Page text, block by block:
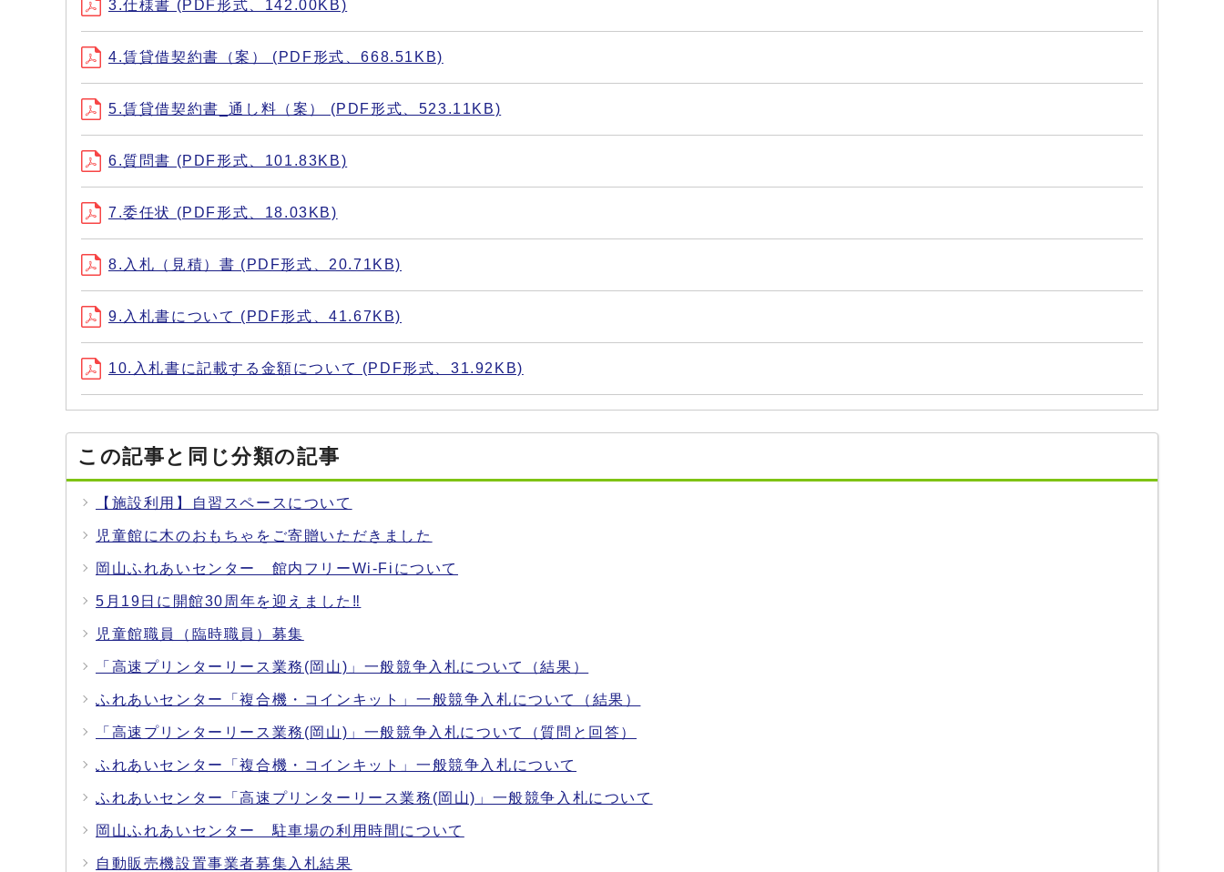
3.仕様書 (PDF形式、142.00KB)
4.賃貸借契約書（案） (PDF形式、668.51KB)
5.賃貸借契約書_通し料（案） (PDF形式、523.11KB)
6.質問書 (PDF形式、101.83KB)
7.委任状 (PDF形式、18.03KB)
8.入札（見積）書 (PDF形式、20.71KB)
9.入札書について (PDF形式、41.67KB)
10.入札書に記載する金額について (PDF形式、31.92KB)
この記事と同じ分類の記事
【施設利用】自習スペースについて
児童館に木のおもちゃをご寄贈いただきました
岡山ふれあいセンター 館内フリーWi-Fiについて
5月19日に開館30周年を迎えました‼
児童館職員（臨時職員）募集
「高速プリンターリース業務(岡山)」一般競争入札について（結果）
ふれあいセンター「複合機・コインキット」一般競争入札について（結果）
「高速プリンターリース業務(岡山)」一般競争入札について（質問と回答）
ふれあいセンター「複合機・コインキット」一般競争入札について
ふれあいセンター「高速プリンターリース業務(岡山)」一般競争入札について
岡山ふれあいセンター 駐車場の利用時間について
自動販売機設置事業者募集入札結果